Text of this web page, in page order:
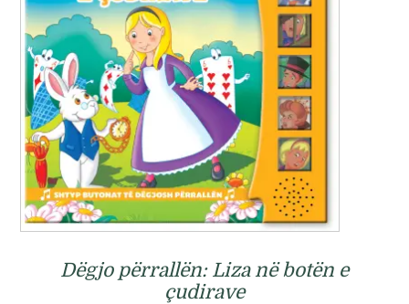
Dëgjo përrallën: Liza në botën e
çudirave